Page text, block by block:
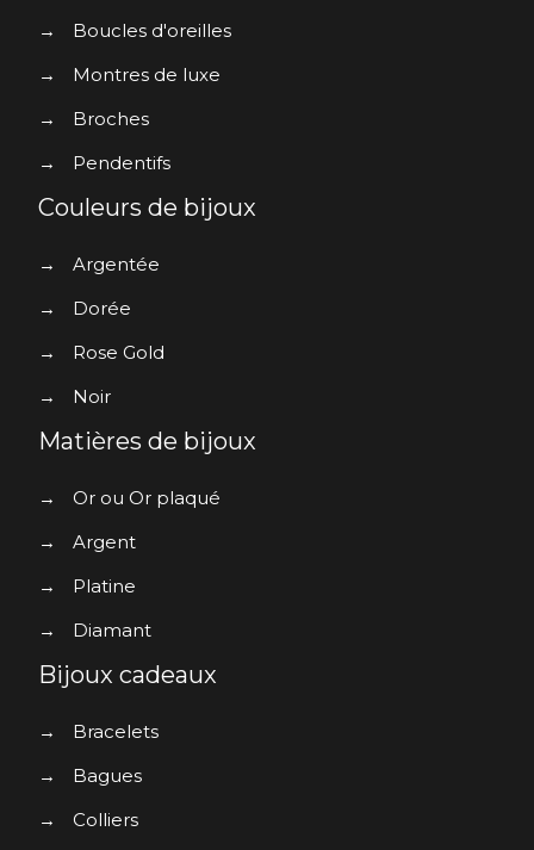
→
Boucles d'oreilles
→
Montres de luxe
→
Broches
→
Pendentifs
Couleurs de bijoux
→
Argentée
→
Dorée
→
Rose Gold
→
Noir
Matières de bijoux
→
Or ou Or plaqué
→
Argent
→
Platine
→
Diamant
Bijoux cadeaux
→
Bracelets
→
Bagues
→
Colliers